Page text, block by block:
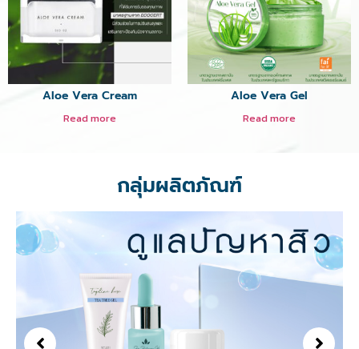
Aloe Vera Cream
Read more
Aloe Vera Gel
Read more
กลุ่มผลิตภัณฑ์